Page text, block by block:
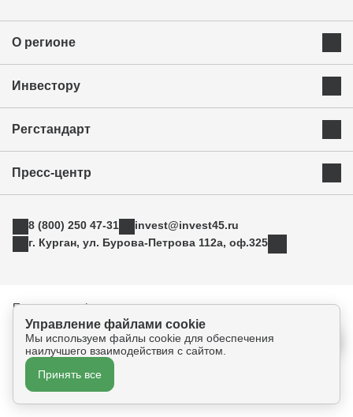
О регионе
Экономика и ресурсы
Успешные бренды Курганской области
Инвестиционная команда региона
Инвестору
Приоритетные инвестиционные направления
Истории успеха
Поддержка экспорта
Регстандарт
Свод инвестиционных правил
Пресс-центр
Фотогалерея
Медиа
8 (800) 250 47-31
invest@invest45.ru
г. Курган, ул. Бурова-Петрова 112а, оф.325
Политика конфиденциальности
Согласие на обработку персональных данных
Управление файлами cookie
Мы используем файлы cookie для обеспечения
наилучшего взаимодействия с сайтом.
Принять все